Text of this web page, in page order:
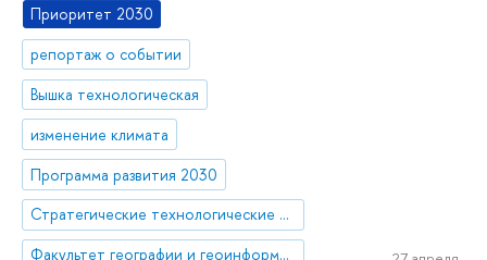
Приоритет 2030
репортаж о событии
Вышка технологическая
изменение климата
Программа развития 2030
Стратегические технологические проекты
Факультет географии и геоинформационных технологий